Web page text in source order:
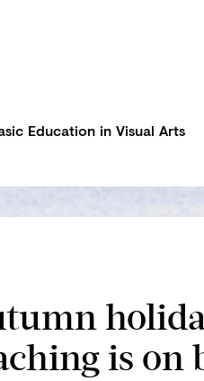
Education in Visual Arts
is on